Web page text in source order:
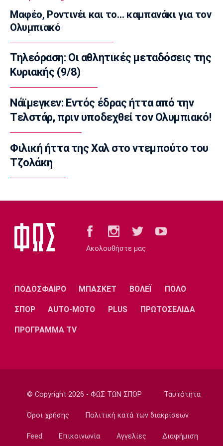
Μπάσκετ Ελλάδα
Μουρατίδης: «Στο NBA Summer League
μαθαίνεις την αγορά»
15:20
EuroLeague
Χάποελ Τελ Αβίβ: Τέλος ο Κουλέτσοφ
Μπάσκετ Ελλάδα
Κουκουλεκίδης: «Στη Σαουδική Αραβία βρήκα
αυτό που πάντα επιζητούσα»
14:50
Super League 1
Μπραγκάνσα και ο Ολυμπιακός
Ιωνικός: Ενισχύθηκε με τον Παγώνη
Super League 1
που σε αμφισβήτησαν» (vid)
Μαφέο, Ροντινέι και το… καμπανάκι για τον
Ολυμπιακό
Τηλεόραση: Οι αθλητικές μεταδόσεις της
Κυριακής (9/8)
Νάϊμεγκεν: Εντός έδρας ήττα από την
Tελστάρ, πριν υποδεχθεί τον Ολυμπιακό!
Φιλική ήττα της Χαλ στο ντεμπούτο του
Τζολάκη
Ακολουθήστε μας
ΠΟΔΟΣΦΑΙΡΟ ΜΠΑΣΚΕΤ ΒΟΛΕΪ ΠΟΛΟ
ΣΠΟΡ AUTO-MOTO PLUS ΠΡΩΤΟΣΕΛΙΔΑ
ΠΡΟΓΡΑΜΜΑ TV
© Copyright 2026 - ΦΩΣ ΤΩΝ ΣΠΟΡ Ταυτότητα
Όροι χρήσης Πολιτική κατά των διακρίσεων
Feed Επικοινωνία Αγγελίες Διαφήμιση